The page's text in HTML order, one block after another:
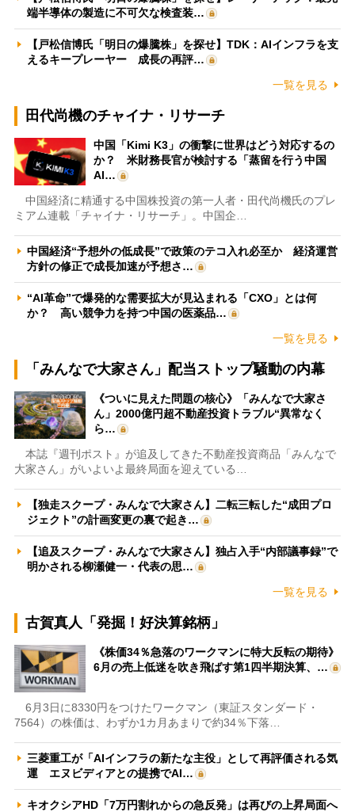
端半導体の製造に不可欠な検査装…
【戸松信博氏「明日の爆騰株」を探せ】TDK：AIインフラを支
えるキープレーヤー 成長の再評…
一覧を見る
田代尚機のチャイナ・リサーチ
中国「Kimi K3」の衝撃に世界はどう対応するの
か？ 米財務長官が検討する「蒸留を行う中国
AI…
中国経済に精通する中国株投資の第一人者・田代尚機氏のプレ
ミアム連載「チャイナ・リサーチ」。中国企…
中国経済“予想外の低成長”で政策のテコ入れ必至か 経済運営
方針の修正で成長加速が予想さ…
“AI革命”で爆発的な需要拡大が見込まれる「CXO」とは何
か？ 高い競争力を持つ中国の医薬品…
一覧を見る
「みんなで大家さん」配当ストップ騒動の内幕
《ついに見えた問題の核心》「みんなで大家さ
ん」2000億円超不動産投資トラブル“異常なく
ら…
本誌『週刊ポスト』が追及してきた不動産投資商品「みんなで
大家さん」がいよいよ最終局面を迎えている…
【独走スクープ・みんなで大家さん】二転三転した“成田プロ
ジェクト”の計画変更の裏で起き…
【追及スクープ・みんなで大家さん】独占入手“内部議事録”で
明かされる柳瀬健一・代表の思…
一覧を見る
古賀真人「発掘！好決算銘柄」
《株価34％急落のワークマンに特大反転の期待》
6月の売上低迷を吹き飛ばす第1四半期決算、…
6月3日に8330円をつけたワークマン（東証スタンダード・
7564）の株価は、わずか1カ月あまりで約34％下落…
三菱重工が「AIインフラの新たな主役」として再評価される気
運 エヌビディアとの提携でAI…
キオクシアHD「7万円割れからの急反発」は再びの上昇局面へ